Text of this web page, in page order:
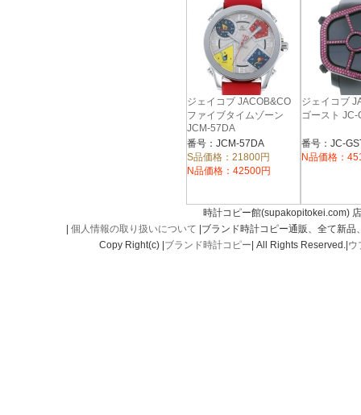
ジェイコブ JACOB&CO
ファイブタイムゾーン
JCM-57DA
番号：JCM-57DA
S品価格：21800円
N品価格：42500円
ジェイコブ
ゴースト JC-
番号：JC-
N品価格：
時計コピー館(supakopitokei.com)
個人情報の取り扱いについて |ブランド時計コピー通販、全て新
Copy Right(c) | ブランド時計コピー | All Rights Reserved.| ウ